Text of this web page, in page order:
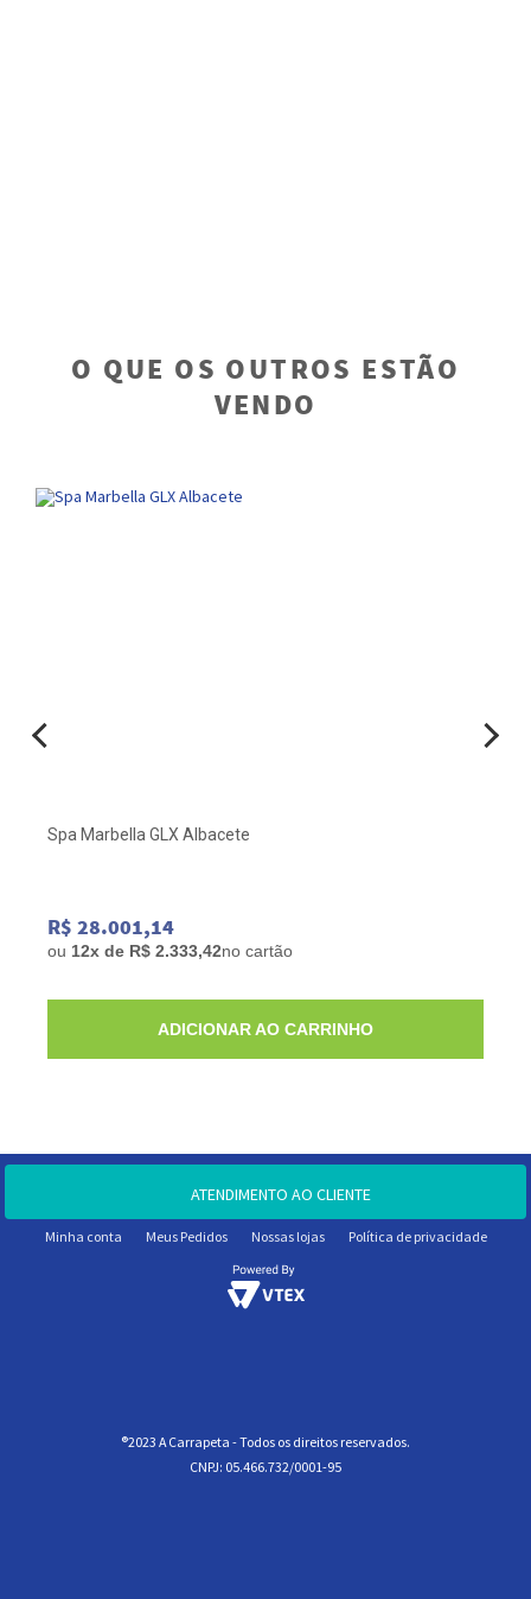
O QUE OS OUTROS ESTÃO
VENDO
Spa Marbella GLX Albacete
R$ 28.001,14
ou 12x de R$ 2.333,42no cartão
ADICIONAR AO CARRINHO
ATENDIMENTO AO CLIENTE
Minha conta Meus Pedidos Nossas lojas Política de privacidade
®2023 A Carrapeta - Todos os direitos reservados.
CNPJ: 05.466.732/0001-95